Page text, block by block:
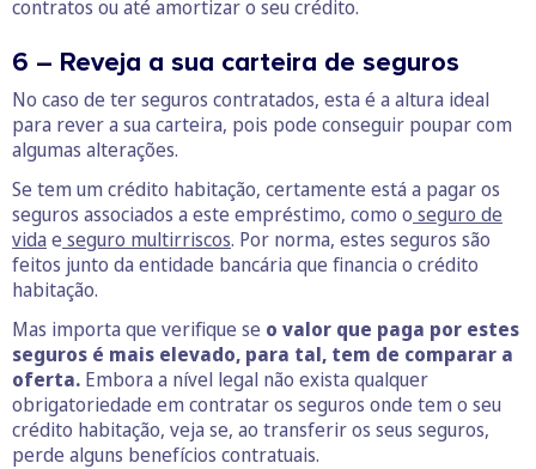
contratos ou até amortizar o seu crédito.
6 – Reveja a sua carteira de seguros
No caso de ter seguros contratados, esta é a altura ideal
para rever a sua carteira, pois pode conseguir poupar com
algumas alterações.
Se tem um crédito habitação, certamente está a pagar os
seguros associados a este empréstimo, como o seguro de
vida e seguro multirriscos. Por norma, estes seguros são
feitos junto da entidade bancária que financia o crédito
habitação.
Mas importa que verifique se o valor que paga por estes
seguros é mais elevado, para tal, tem de comparar a
oferta. Embora a nível legal não exista qualquer
obrigatoriedade em contratar os seguros onde tem o seu
crédito habitação, veja se, ao transferir os seus seguros,
perde alguns benefícios contratuais.